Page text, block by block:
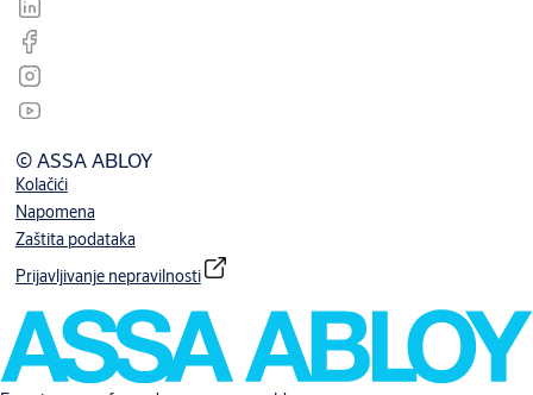
© ASSA ABLOY
Kolačići
Napomena
Zaštita podataka
Prijavljivanje nepravilnosti